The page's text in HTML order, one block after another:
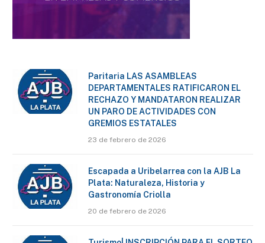
Paritaria LAS ASAMBLEAS
DEPARTAMENTALES RATIFICARON EL
RECHAZO Y MANDATARON REALIZAR
UN PARO DE ACTIVIDADES CON
GREMIOS ESTATALES
23 de febrero de 2026
Escapada a Uribelarrea con la AJB La
Plata: Naturaleza, Historia y
Gastronomía Criolla
20 de febrero de 2026